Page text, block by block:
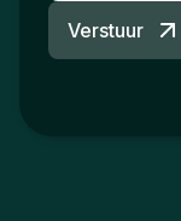
Verstuur